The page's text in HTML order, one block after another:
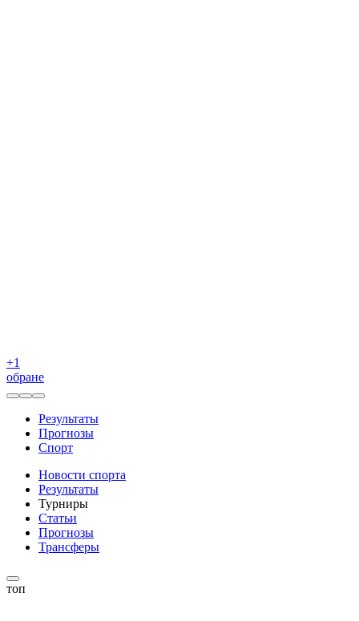
+1
обране
Результаты
Прогнозы
Спорт
Новости спорта
Результаты
Турниры
Статьи
Прогнозы
Трансферы
топ